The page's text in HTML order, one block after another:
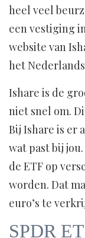
heel veel
een vestiging
website van
het
Ishare is de
niet snel om.
Bij Ishare is er
wat past bij
de ETF op
worden. Dat
euro’s te
SPDR